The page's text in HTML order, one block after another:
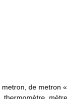
de metron «